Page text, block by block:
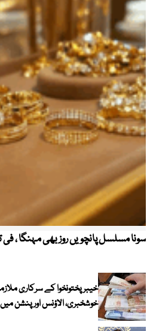
سونا مسلسل پانچویں روز بھی مہنگا ،
خیبرپختونخوا کے سرکاری
خوشخبری، الاؤنس اور پنشن